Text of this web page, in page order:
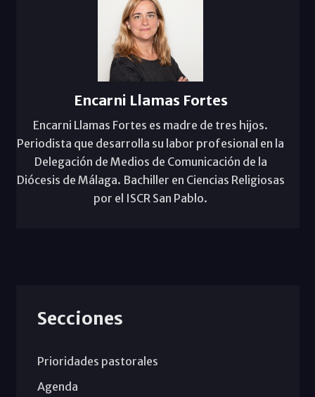
Encarni Llamas Fortes
Encarni Llamas Fortes es madre de tres hijos.
Periodista que desarrolla su labor profesional en la
Delegación de Medios de Comunicación de la
Diócesis de Málaga. Bachiller en Ciencias Religiosas
por el ISCR San Pablo.
Secciones
Prioridades pastorales
Agenda